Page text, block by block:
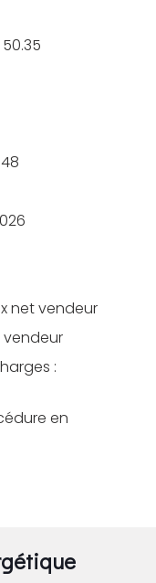
net vendeur
:
en